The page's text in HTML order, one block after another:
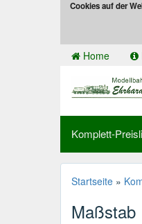
Cookies auf der
Home
Komplett-
Startseite »
Maßstab